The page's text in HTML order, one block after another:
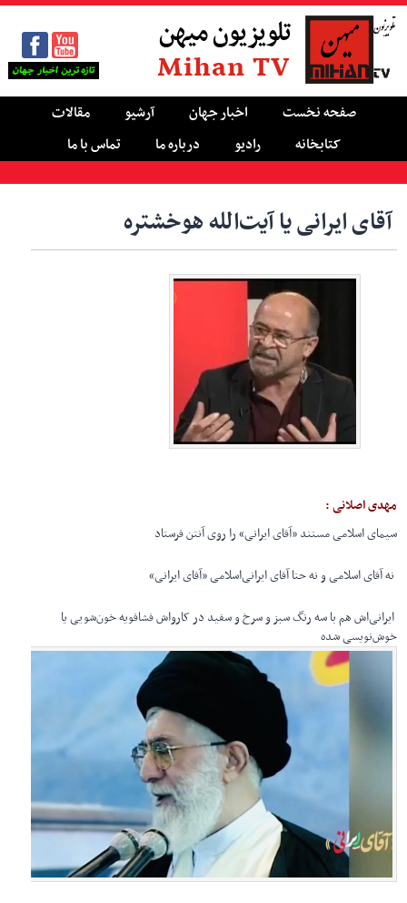
تلویزیون میهن
Mihan TV
صفحه نخست اخبار جهان آرشیو
مقالات
کتابخانه
رادیو درباره ما تماس با ما
آقای ایرانی یا آیت‌الله هوخشتره
مهدی اصلانی :
سیمای اسلامی مستند «آقای ایرانی» را روی آنتن فرستاد
نه آقای اسلامی و نه حتا آقای ایرانی‌اسلامی «آقای ایرانی»
ایرانی‌اش هم با سه رنگ سبز و سرخ و سفید در کارواش فشافویه خون‌شویی یا
خوش‌نویسی شده